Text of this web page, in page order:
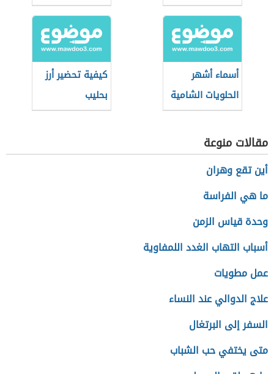
الفلسطينية
أسماء أشهر
الحلويات الشامية
كيفية تحضير أرز
بحليب
مقالات منوعة
أين تقع وهران
ما هي الفراسة
وحدة قياس الزمن
أسباب التهاب الغدد اللمفاوية
عمل مطويات
علاج الدوالي عند النساء
السفر إلى البرتغال
متى يختفي حب الشباب